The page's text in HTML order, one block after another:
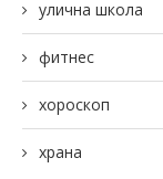
улична школа
фитнес
хороскоп
храна